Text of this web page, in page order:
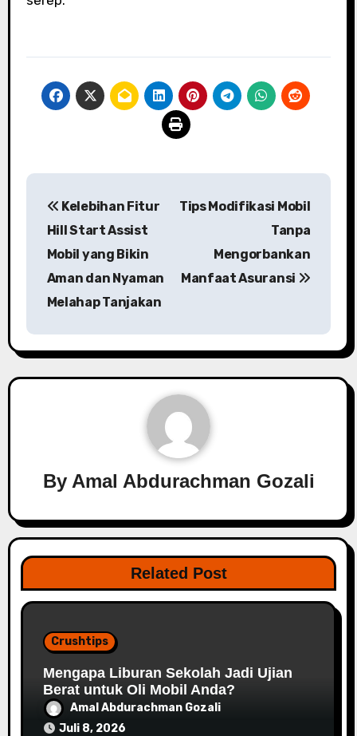
Navigasi
pos
Kelebihan Fitur
Hill Start Assist
Mobil yang Bikin
Aman dan Nyaman
Melahap Tanjakan
Tips Modifikasi Mobil
Tanpa
Mengorbankan
Manfaat Asuransi
By Amal Abdurachman Gozali
Related Post
Crushtips
Mengapa Liburan Sekolah Jadi Ujian
Berat untuk Oli Mobil Anda?
Amal Abdurachman Gozali
Juli 8, 2026